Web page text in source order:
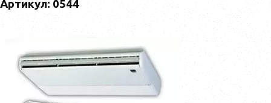
Артикул: 0544